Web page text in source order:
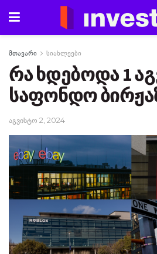
მთავარი სიახლეები
რა ხდებოდა 1
საფონდო
აგვისტო 2, 2024